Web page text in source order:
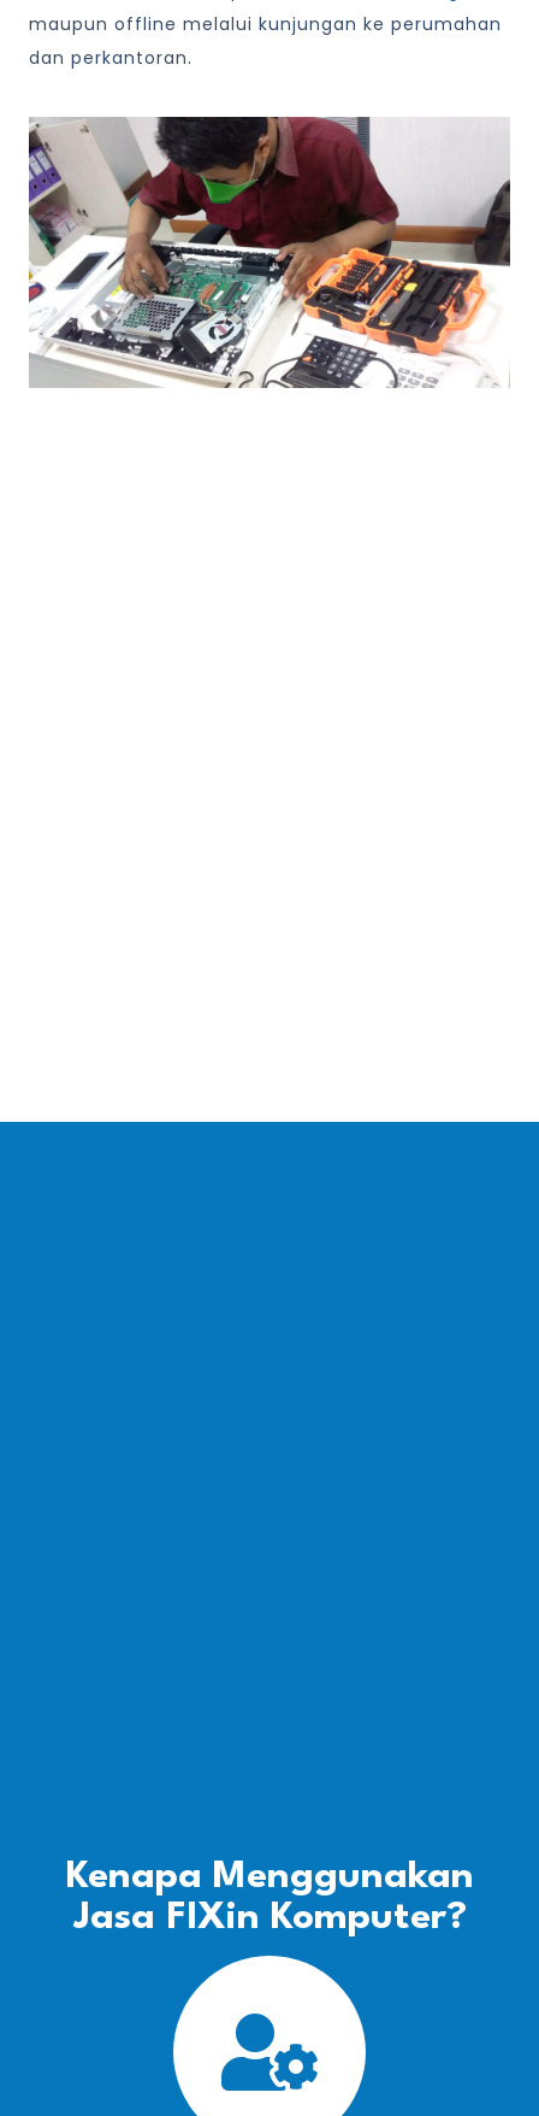
maupun offline melalui kunjungan ke perumahan
dan perkantoran.
Kenapa Menggunakan
Jasa FIXin Komputer?